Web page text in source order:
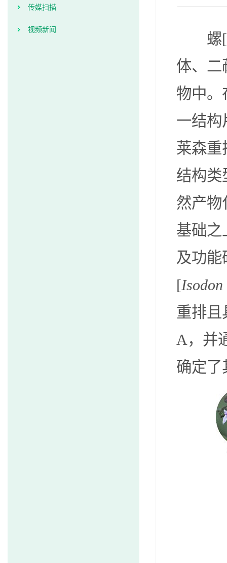
传媒扫描
视频新闻
螺
体、二
物中。
一结构
莱森重
结构类
然产物
基础之
及功能
[
重排且
A， 并
确定了